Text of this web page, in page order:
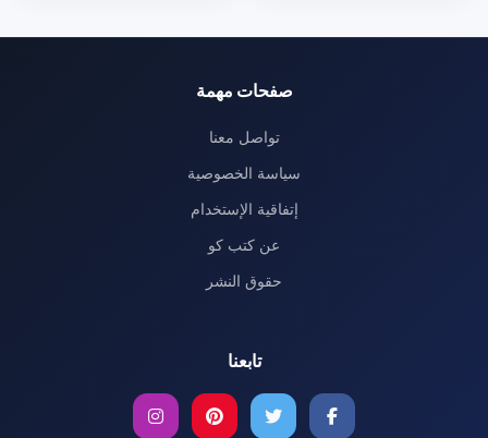
صفحات مهمة
تواصل معنا
سياسة الخصوصية
إتفاقية الإستخدام
عن كتب كو
حقوق النشر
تابعنا